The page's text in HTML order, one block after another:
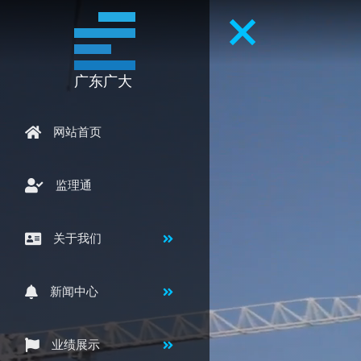
广东广大
网站首页
监理通
关于我们
新闻中心
业绩展示